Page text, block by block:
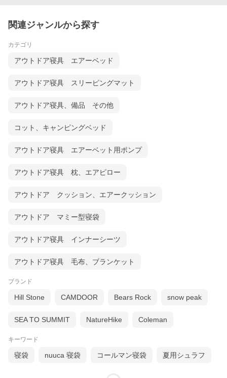
関連ジャンルから探す
カテゴリ
アウトドア寝具 エアーベッド
アウトドア寝具 スリーピングマット
アウトドア寝具、備品 その他
コット、キャンピングベッド
アウトドア寝具 エアーベット用ポンプ
アウトドア寝具 枕、エアピロー
アウトドア クッション、エアークッション
アウトドア マミー型寝袋
アウトドア寝具 インナーシーツ
アウトドア寝具 毛布、ブランケット
ブランド
Hill Stone CAMDOOR Bears Rock snow peak
SEA TO SUMMIT NatureHike Coleman
キーワード
寝袋 nuuca 寝袋 コールマン寝袋 夏用シュラフ